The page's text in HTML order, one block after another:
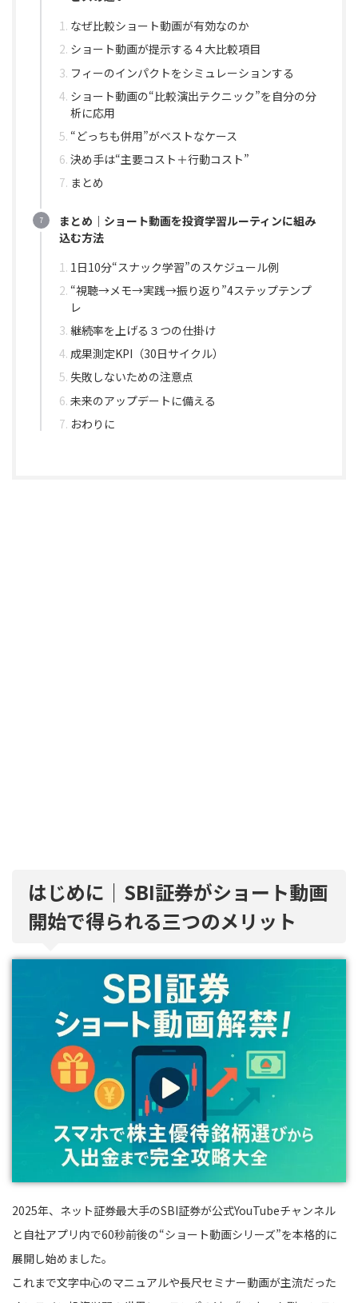
なぜ比較ショート動画が有効なのか
ショート動画が提示する４大比較項目
フィーのインパクトをシミュレーションする
ショート動画の“比較演出テクニック”を自分の分
析に応用
“どっちも併用”がベストなケース
決め手は“主要コスト＋行動コスト”
まとめ
まとめ｜ショート動画を投資学習ルーティンに組み
込む方法
1日10分“スナック学習”のスケジュール例
“視聴→メモ→実践→振り返り”4ステップテンプ
レ
継続率を上げる３つの仕掛け
成果測定KPI（30日サイクル）
失敗しないための注意点
未来のアップデートに備える
おわりに
はじめに｜SBI証券がショート動画
開始で得られる三つのメリット
2025年、ネット証券最大手のSBI証券が公式YouTubeチャンネル
と自社アプリ内で60秒前後の“ショート動画シリーズ”を本格的に
展開し始めました。
これまで文字中心のマニュアルや長尺セミナー動画が主流だった